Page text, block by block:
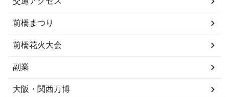
前橋まつり
前橋花火大会
副業
大阪・関西万博